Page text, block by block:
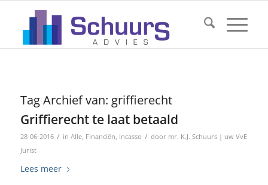
Tag Archief van: griffierecht
Griffierecht te laat betaald
28-06-2016 / in Alle, Financiën, Incasso / door mr. K.J. Schuurs | uw VvE
Jurist
Lees meer